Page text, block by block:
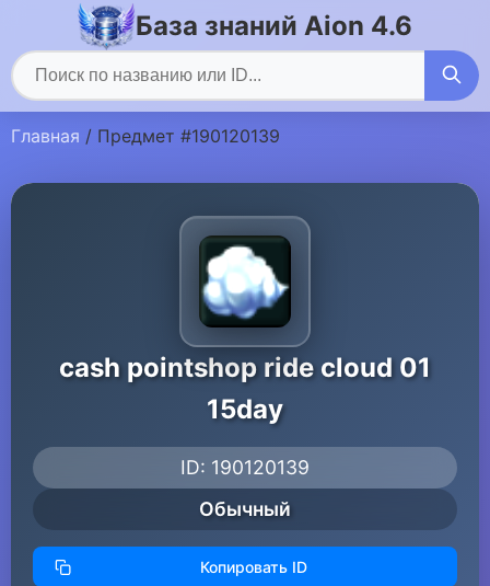
База знаний Aion 4.6
Главная / Предмет #190120139
cash pointshop ride cloud 01
15day
ID: 190120139
Обычный
Копировать ID